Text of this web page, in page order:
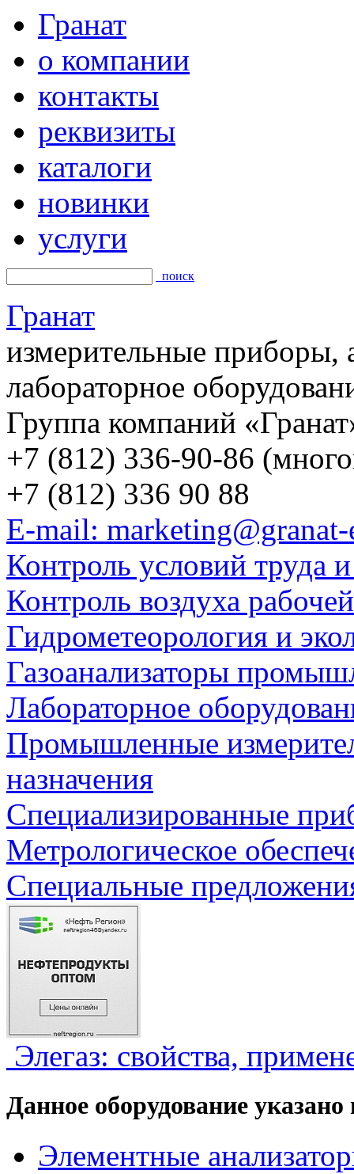
Гранат
о компании
контакты
реквизиты
каталоги
новинки
услуги
поиск
Гранат
измерительные приборы,
лабораторное
Группа компаний
+7 (812) 336-90-86
+7 (812) 336 90 88
E-mail:
Контроль условий труда
Контроль воздуха
Гидрометеорология и
Газоанализаторы
Лабораторное
Промышленные
назначения
Специализированные
Метрологическое
Специальные
Элегаз: свойства,
Данное оборудование
Элементные